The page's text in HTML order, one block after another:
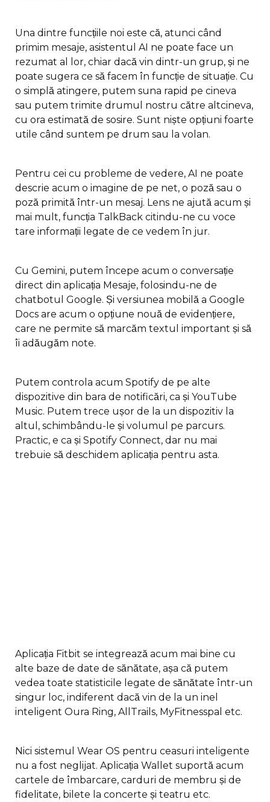
Una dintre funcțiile noi este că, atunci când
primim mesaje, asistentul AI ne poate face un
rezumat al lor, chiar dacă vin dintr-un grup, și ne
poate sugera ce să facem în funcție de situație. Cu
o simplă atingere, putem suna rapid pe cineva
sau putem trimite drumul nostru către altcineva,
cu ora estimată de sosire. Sunt niște opțiuni foarte
utile când suntem pe drum sau la volan.
Pentru cei cu probleme de vedere, AI ne poate
descrie acum o imagine de pe net, o poză sau o
poză primită într-un mesaj. Lens ne ajută acum și
mai mult, funcția TalkBack citindu-ne cu voce
tare informații legate de ce vedem în jur.
Cu Gemini, putem începe acum o conversație
direct din aplicația Mesaje, folosindu-ne de
chatbotul Google. Și versiunea mobilă a Google
Docs are acum o opțiune nouă de evidențiere,
care ne permite să marcăm textul important și să
îi adăugăm note.
Putem controla acum Spotify de pe alte
dispozitive din bara de notificări, ca și YouTube
Music. Putem trece ușor de la un dispozitiv la
altul, schimbându-le și volumul pe parcurs.
Practic, e ca și Spotify Connect, dar nu mai
trebuie să deschidem aplicația pentru asta.
Aplicația Fitbit se integrează acum mai bine cu
alte baze de date de sănătate, așa că putem
vedea toate statisticile legate de sănătate într-un
singur loc, indiferent dacă vin de la un inel
inteligent Oura Ring, AllTrails, MyFitnesspal etc.
Nici sistemul Wear OS pentru ceasuri inteligente
nu a fost neglijat. Aplicația Wallet suportă acum
cartele de îmbarcare, carduri de membru și de
fidelitate, bilete la concerte și teatru etc.